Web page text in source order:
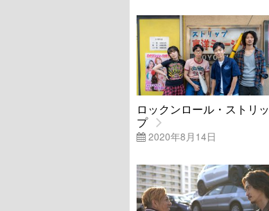
ロックンロール・ストリッ
プ
2020年8月14日